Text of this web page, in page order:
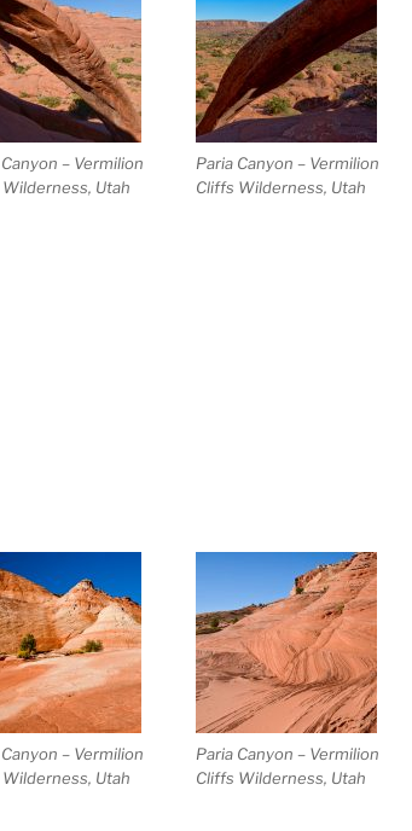
– Vermilion
Utah
Paria Canyon – Vermilion
Cliffs Wilderness, Utah
– Vermilion
Utah
Paria Canyon – Vermilion
Cliffs Wilderness, Utah